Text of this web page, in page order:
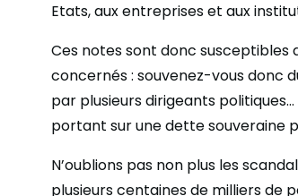
Etats, aux entreprises et aux
Ces notes sont donc susceptibles
concernés : souvenez-vous donc
par plusieurs dirigeants
portant sur une dette souveraine
N’oublions pas non plus les
plusieurs centaines de milliers de